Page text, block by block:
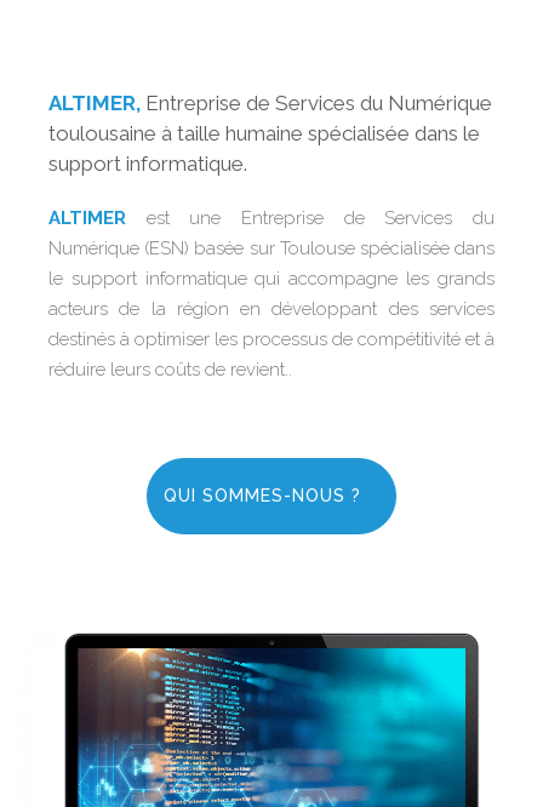
ALTIMER, Entreprise de Services du Numérique
toulousaine à taille humaine spécialisée dans le
support informatique.
ALTIMER
est une Entreprise de Services du
Numérique (ESN) basée sur Toulouse spécialisée dans
le support informatique qui accompagne les grands
acteurs de la région en développant des services
destinés à optimiser les processus de compétitivité et à
réduire leurs coûts de revient..
QUI SOMMES-NOUS ?